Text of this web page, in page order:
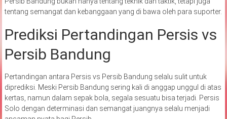
tentang semangat dan kebanggaan yang di bawa oleh para suporter.
Prediksi Pertandingan Persis vs
Persib Bandung
Pertandingan antara Persis vs Persib Bandung selalu sulit untuk
diprediksi. Meski Persib Bandung sering kali di anggap unggul di atas
kertas, namun dalam sepak bola, segala sesuatu bisa terjadi. Persis
Solo dengan determinasi dan semangat juangnya selalu menjadi